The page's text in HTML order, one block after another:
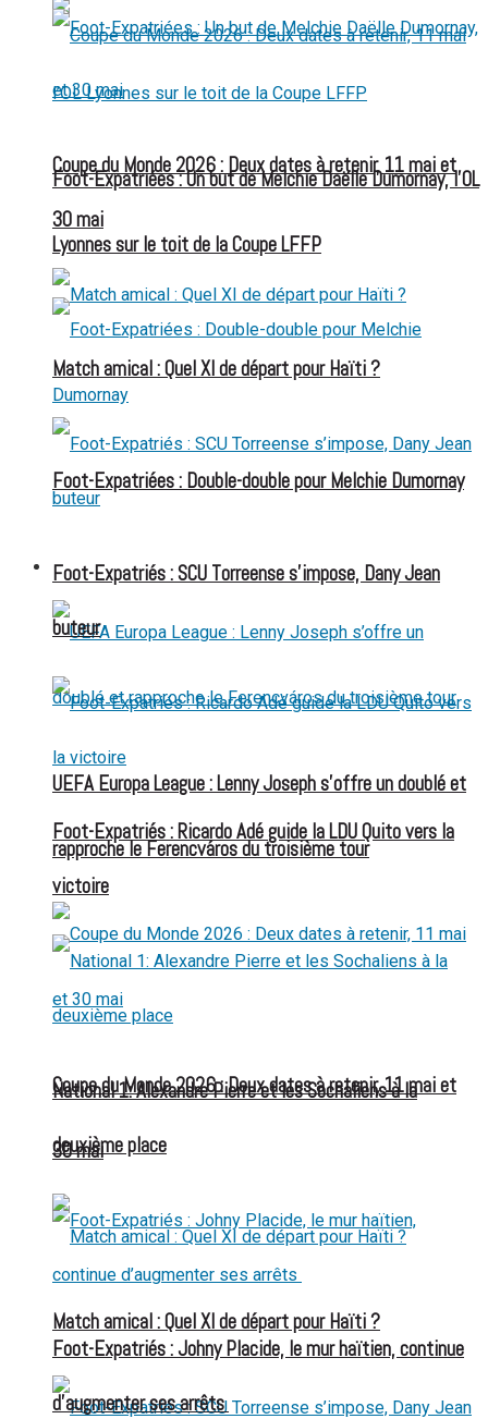
Foot-Expatriées : Un but de Melchie Daëlle Dumornay, l’OL
Lyonnes sur le toit de la Coupe LFFP
Foot-Expatriées : Double-double pour Melchie Dumornay
FOOT EXPATRIÉS
UEFA Europa League : Lenny Joseph s’offre un doublé et
rapproche le Ferencváros du troisième tour
Coupe du Monde 2026 : Deux dates à retenir, 11 mai et
30 mai
Match amical : Quel XI de départ pour Haïti ?
Coupe du Monde 2026 : Deux dates à retenir, 11 mai et
30 mai
Match amical : Quel XI de départ pour Haïti ?
Foot-Expatriés : SCU Torreense s’impose, Dany Jean
buteur
Foot-Expatriés : Ricardo Adé guide la LDU Quito vers la
victoire
National 1: Alexandre Pierre et les Sochaliens à la
deuxième place
Foot-Expatriés : Johny Placide, le mur haïtien, continue
d’augmenter ses arrêts